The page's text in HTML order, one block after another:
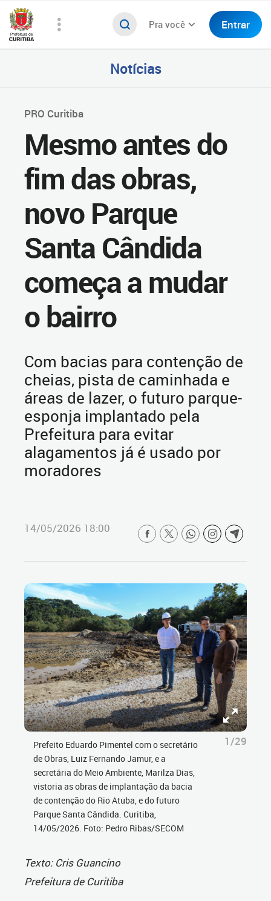
Pra você Entrar
Notícias
PRO Curitiba
Mesmo antes do
fim das obras,
novo Parque
Santa Cândida
começa a mudar
o bairro
Com bacias para contenção de
cheias, pista de caminhada e
áreas de lazer, o futuro parque-
esponja implantado pela
Prefeitura para evitar
alagamentos já é usado por
moradores
14/05/2026 18:00
Prefeito Eduardo Pimentel com o secretário
de Obras, Luiz Fernando Jamur, e a
secretária do Meio Ambiente, Marilza Dias,
vistoria as obras de implantação da bacia
de contenção do Rio Atuba, e do futuro
Parque Santa Cândida. Curitiba,
14/05/2026. Foto: Pedro Ribas/SECOM
1/29
Texto: Cris Guancino
Prefeitura de Curitiba